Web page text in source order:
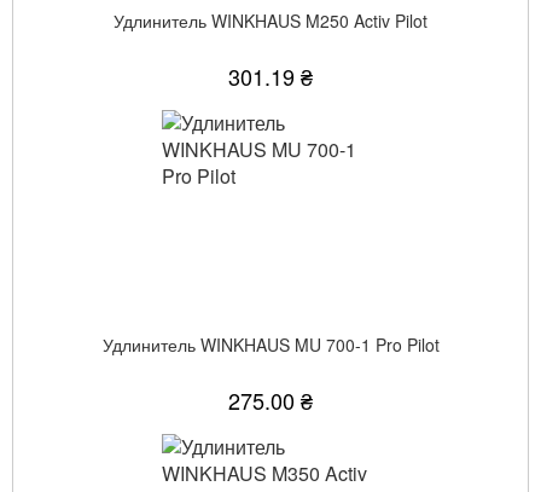
Удлинитель WINKHAUS M250 Activ Pilot
301.19 ₴
Удлинитель WINKHAUS MU 700-1 Pro Pilot
275.00 ₴